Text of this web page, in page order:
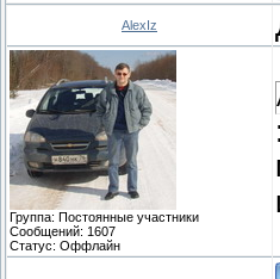
AlexIz
Группа: Постоянные участники
Сообщений: 1607
Статус: Оффлайн